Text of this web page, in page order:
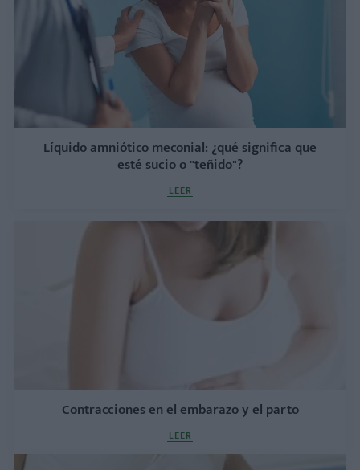
Líquido amniótico meconial: ¿qué significa que
esté sucio o "teñido"?
LEER
Contracciones en el embarazo y el parto
LEER